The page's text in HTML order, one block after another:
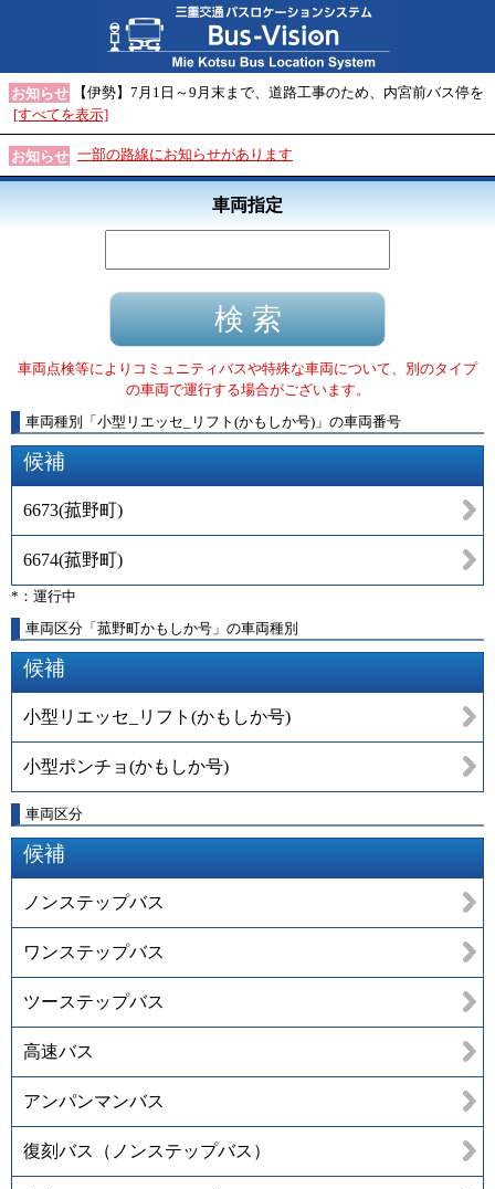
お知らせ
【伊勢】7月1日～9月末まで、道路工事のため、内宮前バス停を
[すべてを表示]
お知らせ 一部の路線にお知らせがあります
車両指定
車両点検等によりコミュニティバスや特殊な車両について、別のタイプ
の車両で運行する場合がございます。
車両種別
「 小型リエッセ_リフト(かもしか号) 」 の車両番号
候補
6673(菰野町)
6674(菰野町)
*：運行中
車両区分「菰野町かもしか号」の車両種別
候補
小型リエッセ_リフト(かもしか号)
小型ポンチョ(かもしか号)
車両区分
候補
ノンステップバス
ワンステップバス
ツーステップバス
高速バス
アンパンマンバス
復刻バス（ノンステップバス）